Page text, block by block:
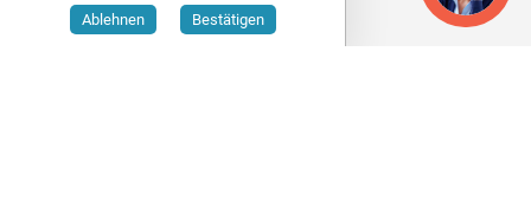
Ablehnen Bestätigen
Partner